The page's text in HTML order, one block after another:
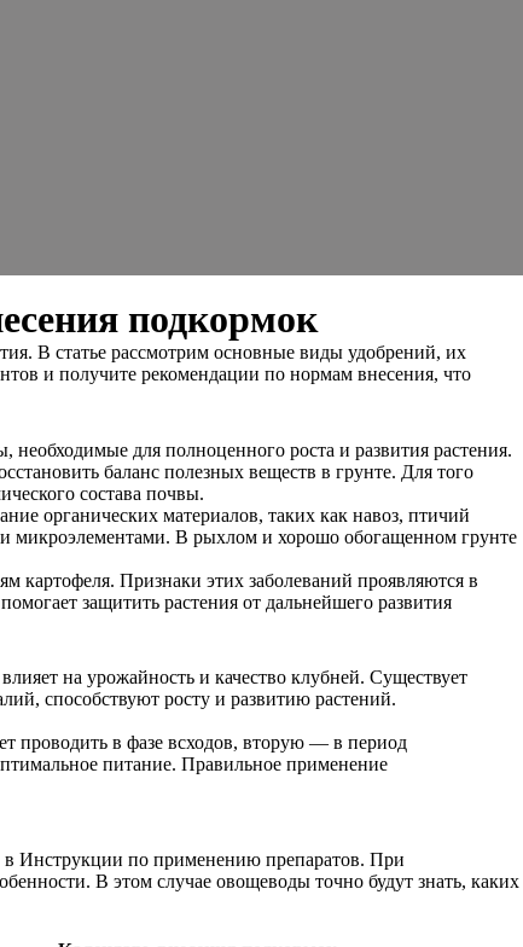
подкормок
В статье рассмотрим основные виды удобрений, их
и получите рекомендации по нормам внесения, что
для полноценного роста и развития растения.
баланс полезных веществ в грунте. Для того
состава почвы.
органических материалов, таких как навоз, птичий
микроэлементами. В рыхлом и хорошо обогащенном грунте
картофеля. Признаки этих заболеваний проявляются в
защитить растения от дальнейшего развития
на урожайность и качество клубней. Существует
способствуют росту и развитию растений.
проводить в фазе всходов, вторую — в период
питание. Правильное применение
в Инструкции по применению препаратов. При
В этом случае овощеводы точно будут знать, каких